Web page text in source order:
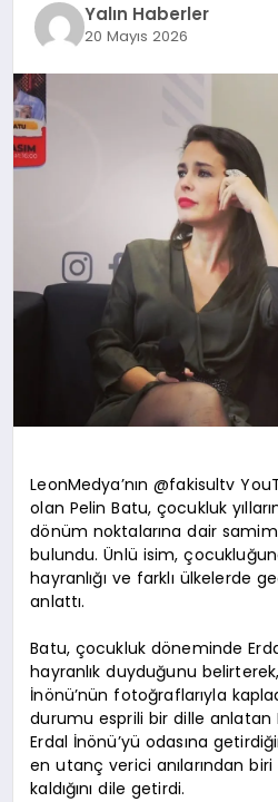
EĞİTİM
TEKNOLOJİ
MAGAZİN
Yalın Haberler
20 Mayıs 2026
LeonMedya’nın @fakisultv
olan Pelin Batu, çocukluk
dönüm noktalarına dair
bulundu. Ünlü isim,
hayranlığı ve farklı ülkelerde
anlattı.
Batu, çocukluk döneminde
hayranlık duyduğunu belirterek,
İnönü’nün fotoğraflarıyla
durumu esprili bir dille anlatan
Erdal İnönü’yü odasına
en utanç verici anılarından biri
kaldığını dile getirdi.